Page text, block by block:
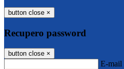
button close ×
Recupero password
button close ×
E-mail